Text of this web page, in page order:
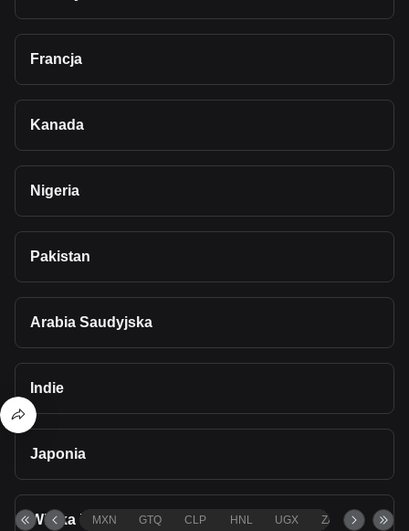
Francja
Kanada
Nigeria
Pakistan
Arabia Saudyjska
Indie
Japonia
Wielka Brytania
MXN GTQ CLP HNL UGX ZAR TND